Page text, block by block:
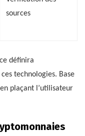
sources
définira
technologies. Base
plaçant l’utilisateur